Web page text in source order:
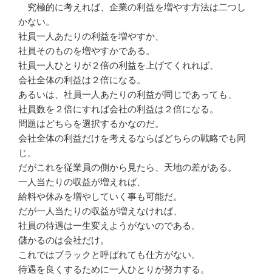
究極的に考えれば、企業の利益を増やす方法は二つし
かない。
社員一人あたりの利益を増やすか、
社員そのものを増やすかである。
社員一人ひとりが２倍の利益を上げてくれれば、
会社全体の利益は２倍になる。
あるいは、社員一人あたりの利益が同じであっても、
社員数を２倍にすれば会社の利益は２倍になる。
問題はどちらを選択するかなのだ。
会社全体の利益だけを考えるならばどちらの戦略でも同
じ。
だがこれを従業員の側から見たら、天地の差がある。
一人当たりの収益が増えれば、
給料や休みを増やしていく事も可能だ。
だが一人当たりの収益が増えなければ、
社員の待遇は一生変えようがないのである。
儲かるのは会社だけ。
これではブラックと呼ばれても仕方がない。
待遇を良くするために一人ひとりが努力する。